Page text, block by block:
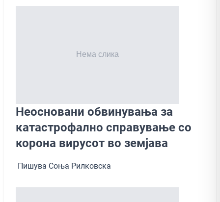
Неосновани обвинувања за
катастрофално справување со
корона вирусот во земјава
Пишува Соња Рилковска